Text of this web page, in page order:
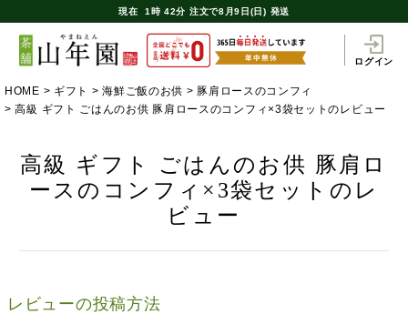
現在 1時 42分 注文で8月9日(日) 発送
ログイン
HOME ギフト 海鮮ご飯のお供
豚肩ロースのコンフィ
高級 ギフト ごはんのお供 豚肩ロースのコンフィ×3袋セットのレビュー
高級 ギフト ごはんのお供 豚肩ロ
ースのコンフィ×3袋セットのレ
ビュー
レビューの投稿方法